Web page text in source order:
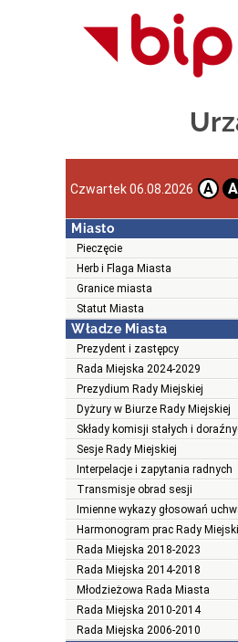
Czwartek 06.08.2026 A A
Miasto
Pieczęcie
Herb i Flaga Miasta
Granice miasta
Statut Miasta
Władze Miasta
Prezydent i zastępcy
Rada Miejska 2024-2029
Prezydium Rady Miejskiej
Dyżury w Biurze Rady Miejskiej
Składy komisji stałych i
Sesje Rady Miejskiej
Interpelacje i zapytania radnych
Transmisje obrad sesji
Imienne wykazy głosowań
Harmonogram prac Rady
Rada Miejska 2018-2023
Rada Miejska 2014-2018
Młodzieżowa Rada Miasta
Rada Miejska 2010-2014
Rada Miejska 2006-2010